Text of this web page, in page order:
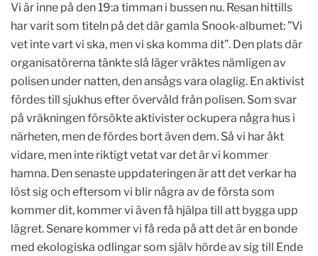
Vi är inne på den 19:a timman i bussen nu. Resan hittills
har varit som titeln på det där gamla Snook-albumet: ”Vi
vet inte vart vi ska, men vi ska komma dit”. Den plats där
organisatörerna tänkte slå läger vräktes nämligen av
polisen under natten, den ansågs vara olaglig. En aktivist
fördes till sjukhus efter övervåld från polisen. Som svar
på vräkningen försökte aktivister ockupera några hus i
närheten, men de fördes bort även dem. Så vi har åkt
vidare, men inte riktigt vetat var det är vi kommer
hamna. Den senaste uppdateringen är att det verkar ha
löst sig och eftersom vi blir några av de första som
kommer dit, kommer vi även få hjälpa till att bygga upp
lägret. Senare kommer vi få reda på att det är en bonde
med ekologiska odlingar som själv hörde av sig till Ende